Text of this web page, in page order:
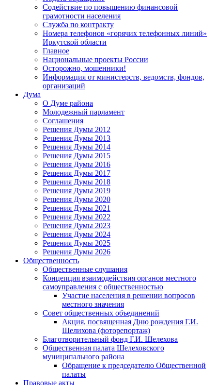
Содействие по повышению финансовой
грамотности населения
Служба по контракту
Номера телефонов «горячих телефонных линий»
Иркутской области
Главное
Национальные проекты России
Осторожно, мошенники!
Информация от министерств, ведомств, фондов,
организаций
Дума
О Думе района
Молодежный парламент
Соглашения
Решения Думы 2012
Решения Думы 2013
Решения Думы 2014
Решения Думы 2015
Решения Думы 2016
Решения Думы 2017
Решения Думы 2018
Решения Думы 2019
Решения Думы 2020
Решения Думы 2021
Решения Думы 2022
Решения Думы 2023
Решения Думы 2024
Решения Думы 2025
Решения Думы 2026
Общественность
Общественные слушания
Концепция взаимодействия органов местного
самоуправления с общественностью
Участие населения в решении вопросов
местного значения
Совет общественных объединений
Акция, посвященная Дню рождения Г.И.
Шелихова (фоторепортаж)
Благотворительный фонд Г.И. Шелехова
Общественная палата Шелеховского
муниципального района
Обращение к председателю Общественной
палаты
Правовые акты